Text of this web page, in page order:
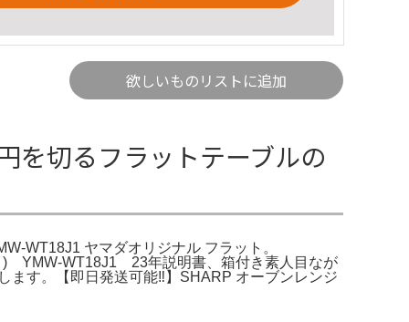
欲しいものリストに追加
を切るフラットテーブルの
WT18J1 ヤマダオリジナル フラット。
) YMW-WT18J1 23年説明書、箱付き素人目なが
ます。【即日発送可能‼️】SHARP オーブンレンジ